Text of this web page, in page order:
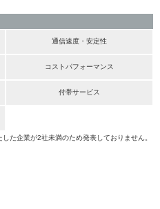
通信速度・安定性
コストパフォーマンス
付帯サービス
た企業が2社未満のため発表しておりません。